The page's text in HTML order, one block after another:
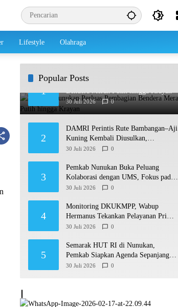
Lifestyle Olahraga
Popular Posts
1
Pemkab Nunukan Perluas Pembagian
Bendera Merah Putih hingga Krayan
30 Juli 2026 0
2
DAMRI Perintis Rute Bambangan–Aji
Kuning Kembali Diusulkan,
Ditargetkan Mengaspal pada 2027
30 Juli 2026 0
3
Pemkab Nunukan Buka Peluang
Kolaborasi dengan UMS, Fokus pada
Penguatan Kawasan Perbatasan
30 Juli 2026 0
4
Monitoring DKUKMPP, Wabup
Hermanus Tekankan Pelayanan Prima
dan Program Berdampak
30 Juli 2026 0
5
Semarak HUT RI di Nunukan,
Pemkab Siapkan Agenda Sepanjang
Agustusan
30 Juli 2026 0